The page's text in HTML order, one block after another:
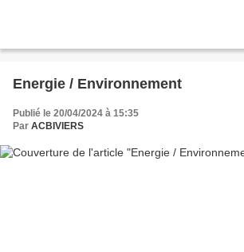
Energie / Environnement
Publié le 20/04/2024 à 15:35
Par ACBIVIERS